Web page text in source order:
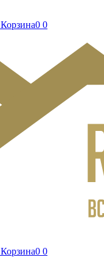
Корзина0 0
Корзина0 0